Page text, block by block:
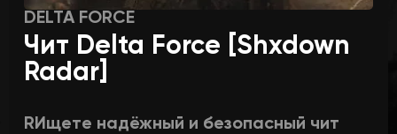
DELTA FORCE
Чит Delta Force [Shxdown
Radar]
RИщете надёжный и безопасный чит